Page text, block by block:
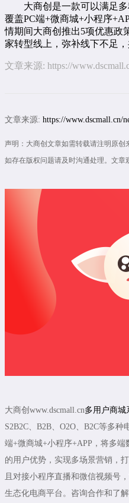
大商创是一款可以满足多
覆盖PC端+微商城+小程序
情期间大商创推出5项优惠政
家转型线上，弥补线下不足，
文章来源: https://
文章来源: https://www.dscmall.cn/
声明：大商创文章如需转载请注明原创
如存在版权问题请及时沟通处理。文章
大商创www.dscmall.cn多用户商城
S2B2C、B2B、O2O、B2C等多
端+微商城+小程序+APP，将多
的用户优势，实现多场景营销，
且对接小程序直播和微信视频号
生态化电商平台。咨询合作和了